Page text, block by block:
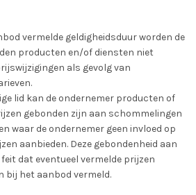
vermelde geldigheidsduur worden de
producten en/of diensten niet
als gevolg van
lid kan de ondernemer producten of
gebonden zijn aan schommelingen
waar de ondernemer geen invloed op
aanbieden. Deze gebondenheid aan
dat eventueel vermelde prijzen
bij het aanbod vermeld.